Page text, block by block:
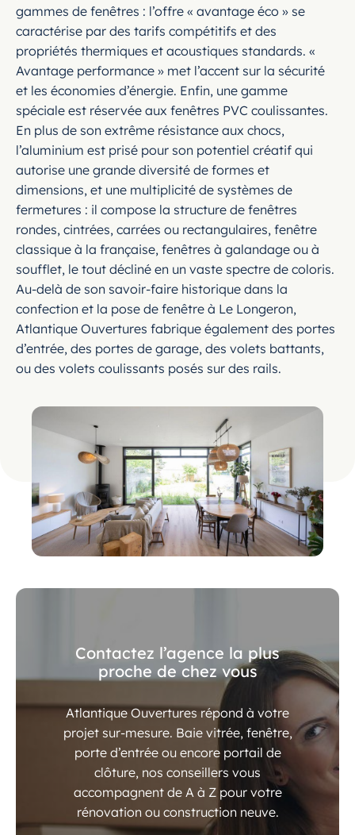
gammes de fenêtres : l’offre « avantage éco » se
caractérise par des tarifs compétitifs et des
propriétés thermiques et acoustiques standards. «
Avantage performance » met l’accent sur la sécurité
et les économies d’énergie. Enfin, une gamme
spéciale est réservée aux fenêtres PVC coulissantes.
En plus de son extrême résistance aux chocs,
l’aluminium est prisé pour son potentiel créatif qui
autorise une grande diversité de formes et
dimensions, et une multiplicité de systèmes de
fermetures : il compose la structure de fenêtres
rondes, cintrées, carrées ou rectangulaires, fenêtre
classique à la française, fenêtres à galandage ou à
soufflet, le tout décliné en un vaste spectre de coloris.
Au-delà de son savoir-faire historique dans la
confection et la pose de fenêtre à Le Longeron,
Atlantique Ouvertures fabrique également des portes
d’entrée, des portes de garage, des volets battants,
ou des volets coulissants posés sur des rails.
Contactez l’agence la plus
proche de chez vous
Atlantique Ouvertures répond à votre
projet sur-mesure. Baie vitrée, fenêtre,
porte d’entrée ou encore portail de
clôture, nos conseillers vous
accompagnent de A à Z pour votre
rénovation ou construction neuve.